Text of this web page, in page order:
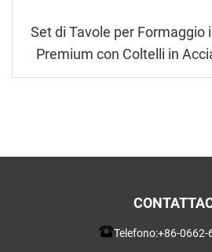
Set di Tavole per Formaggio
Premium con Coltelli in
Scanalatura per
Telefono:+86-0662-